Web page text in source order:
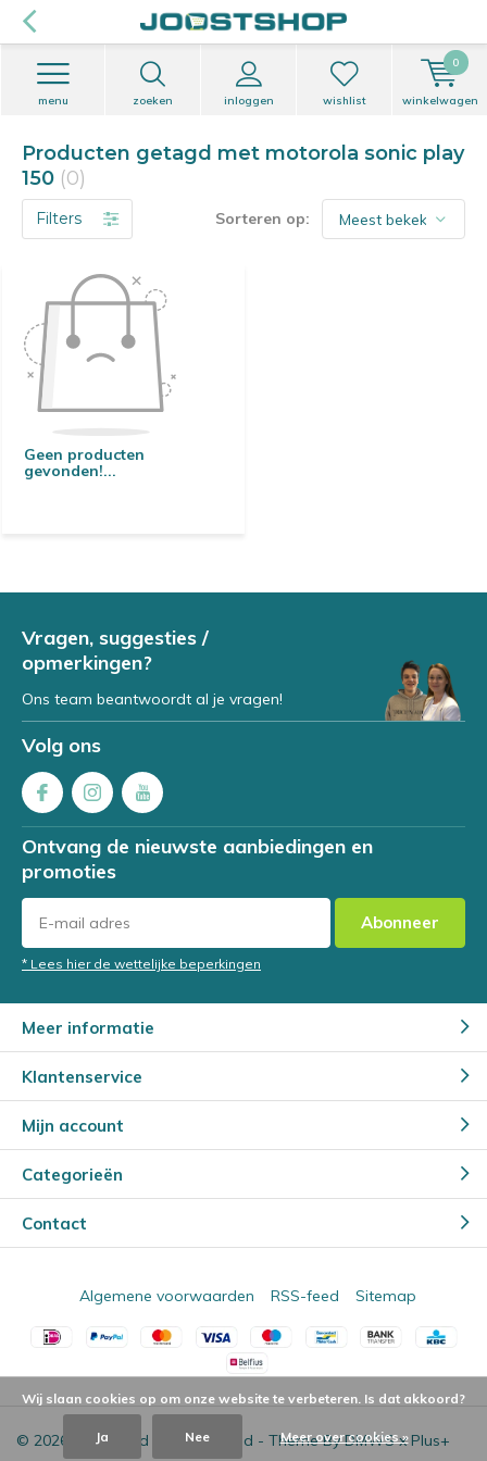
zoeken inloggen
menu wishlist winkelwagen
0
Producten getagd met motorola sonic play
150 (0)
Filters Sorteren op:
Geen producten
gevonden!...
Vragen, suggesties /
opmerkingen?
Ons team beantwoordt al je vragen!
Volg ons
Ontvang de nieuwste aanbiedingen en
promoties
Abonneer
* Lees hier de wettelijke beperkingen
Meer informatie
Klantenservice
Mijn account
Categorieën
Contact
© 2026 - Powered by Lightspeed - Theme ByDMWSxPlus+
Algemene voorwaarden RSS-feed Sitemap
Wij slaan cookies op om onze website te verbeteren. Is dat akkoord?
Ja Nee Meer over cookies »